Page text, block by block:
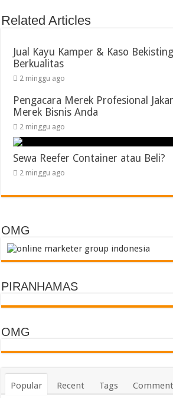
Related Articles
Jual Kayu Kamper & Kaso
Berkualitas
2 minggu ago
Pengacara Merek Profesional
Merek Bisnis Anda
2 minggu ago
Sewa Reefer Container atau Beli?
2 minggu ago
OMG
PIRANHAMAS
OMG
Popular Recent Tags